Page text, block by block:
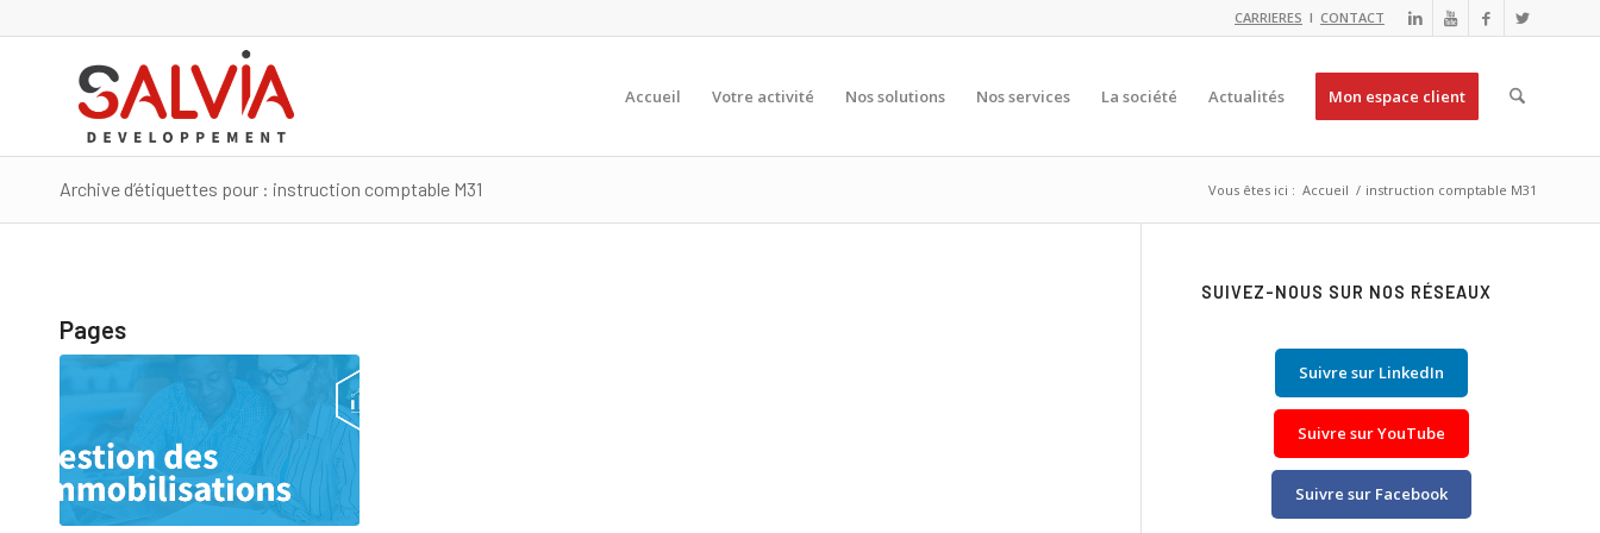
CARRIERES I CONTACT
Accueil Votre activité Nos solutions Nos services La société Actualités Mon espace client
Archive d’étiquettes pour : instruction comptable M31 Vous êtes ici : Accueil / instruction comptable M31
Pages
SUIVEZ-NOUS SUR NOS RÉSEAUX
Suivre sur LinkedIn
Suivre sur YouTube
Suivre sur Facebook